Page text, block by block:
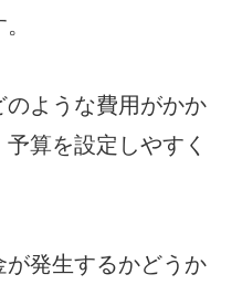
のような費用がかか
算を設定しやすく
が発生するかどうか